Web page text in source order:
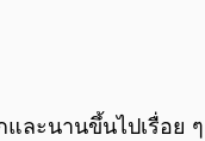
ละนานขึ้นไปเรื่อย ๆ